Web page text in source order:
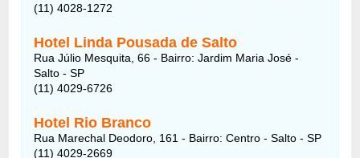
(11) 4028-1272
Hotel Linda Pousada de Salto
Rua Júlio Mesquita, 66 - Bairro: Jardim Maria José -
Salto - SP
(11) 4029-6726
Hotel Rio Branco
Rua Marechal Deodoro, 161 - Bairro: Centro - Salto - SP
(11) 4029-2669